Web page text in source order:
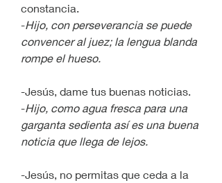
constancia.
-Hijo, con perseverancia se puede
convencer al juez; la lengua blanda
rompe el hueso.
-Jesús, dame tus buenas noticias.
-Hijo, como agua fresca para una
garganta sedienta así es una buena
noticia que llega de lejos.
-Jesús, no permitas que ceda a la